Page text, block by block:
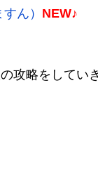
ん） NEW♪
攻略をしてい